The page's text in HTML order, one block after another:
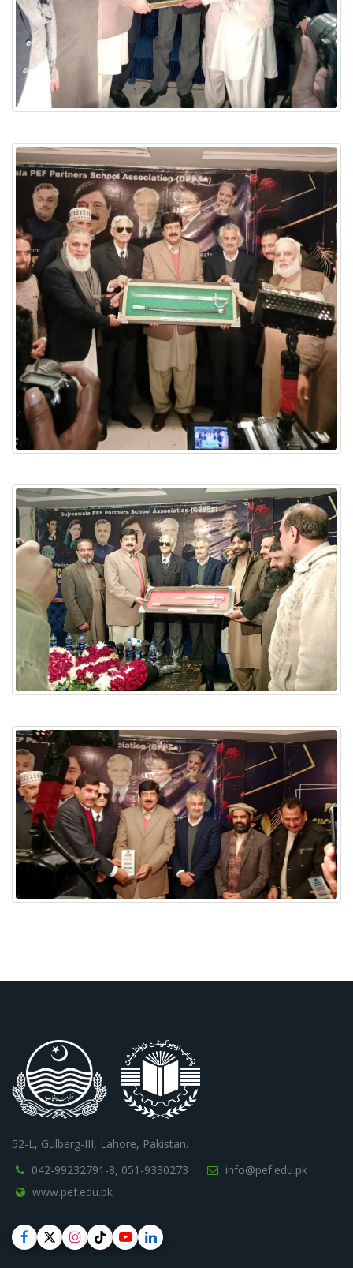
52-L, Gulberg-III, Lahore, Pakistan.
042-99232791-8, 051-9330273
info@pef.edu.pk
www.pef.edu.pk